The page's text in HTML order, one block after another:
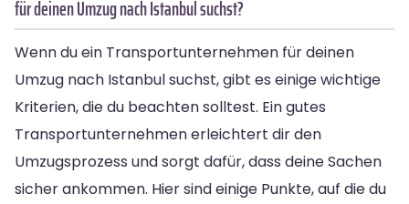
für deinen Umzug nach Istanbul suchst?
Wenn du ein Transportunternehmen für deinen
Umzug nach Istanbul suchst, gibt es einige wichtige
Kriterien, die du beachten solltest. Ein gutes
Transportunternehmen erleichtert dir den
Umzugsprozess und sorgt dafür, dass deine Sachen
sicher ankommen. Hier sind einige Punkte, auf die du